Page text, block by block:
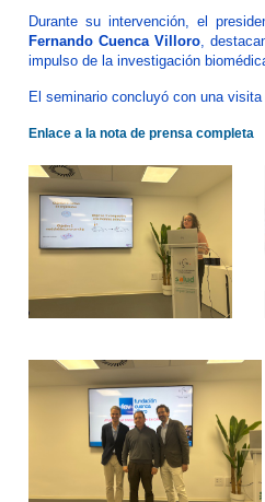
Durante su intervención, el
Fernando Cuenca Villoro,
impulso de la investigación
El seminario concluyó con una
Enlace a la nota de prensa completa